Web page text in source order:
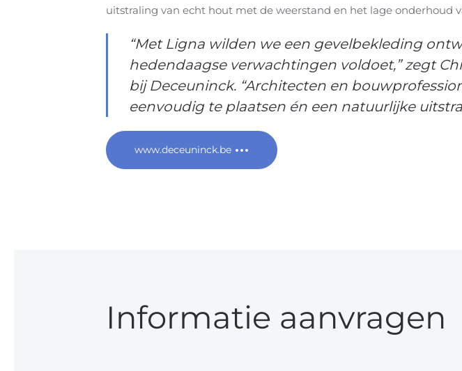
uitstraling van echt hout met de weerstand en het lage onderhoud
“Met Ligna wilden we een gevelbekleding
hedendaagse verwachtingen voldoet,” zegt
bij Deceuninck. “Architecten en
eenvoudig te plaatsen én een natuurlijke
www.deceuninck.be
Informatie aanvragen